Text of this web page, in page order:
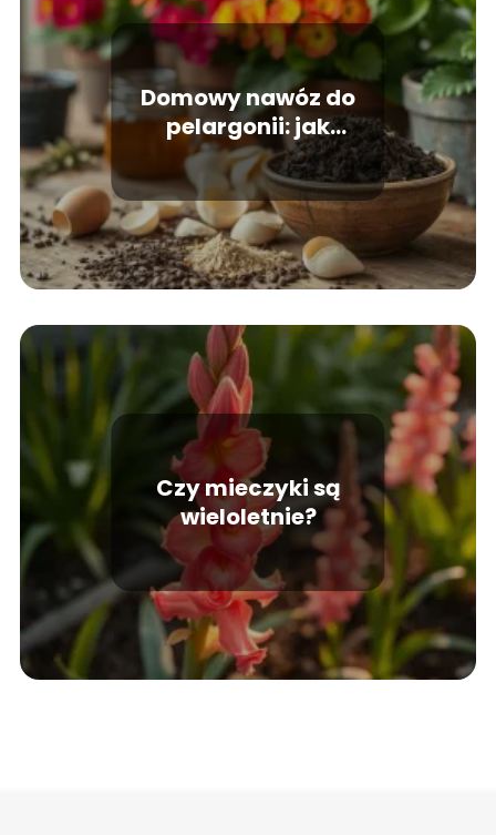
Domowy nawóz do
pelargonii: jak
przygotować
skuteczną odżywkę?
Czy mieczyki są
wieloletnie?